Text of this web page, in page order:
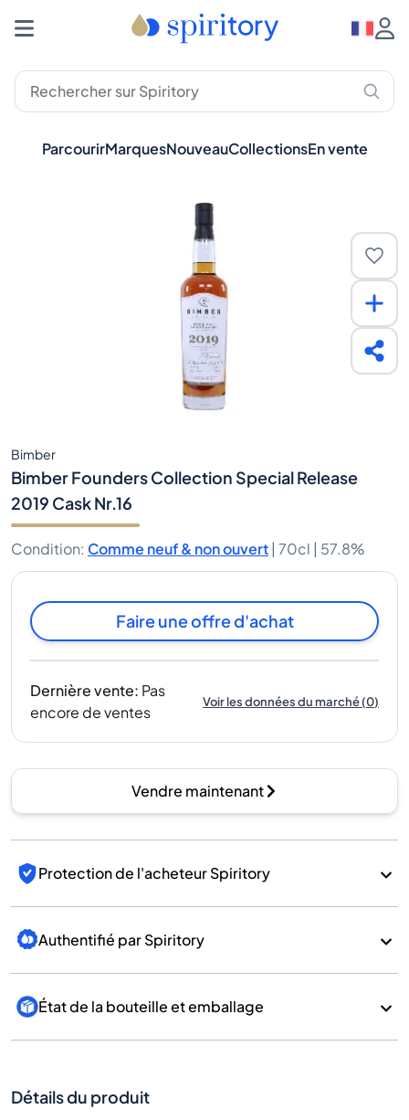
ParcourirMarquesNouveauCollectionsEn vente
Bimber
Bimber Founders Collection Special Release
2019 Cask Nr.16
Condition: Comme neuf & non ouvert | 70cl | 57.8%
Faire une offre d'achat
Dernière vente: Pas
encore de ventes
Voir les données du marché(0)
Vendre maintenant
Protection de l'acheteur Spiritory
Authentifié par Spiritory
État de la bouteille et emballage
Détails du produit